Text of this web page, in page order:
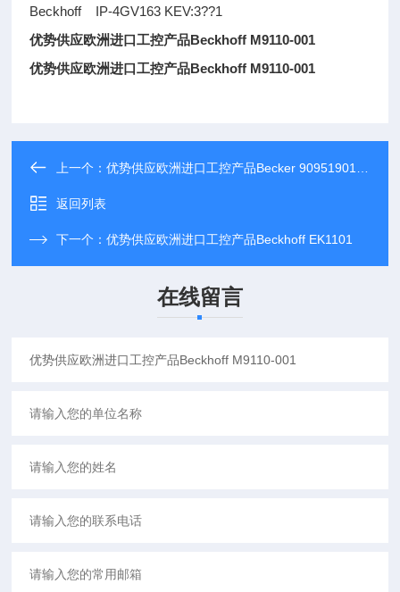
Beckhoff IP-4GV163 KEV:3??1
优势供应欧洲进口工控产品Beckhoff M9110-001
优势供应欧洲进口工控产品Beckhoff M9110-001
上一个：优势供应欧洲进口工控产品Becker 90951901000
返回列表
下一个：优势供应欧洲进口工控产品Beckhoff EK1101
在线留言